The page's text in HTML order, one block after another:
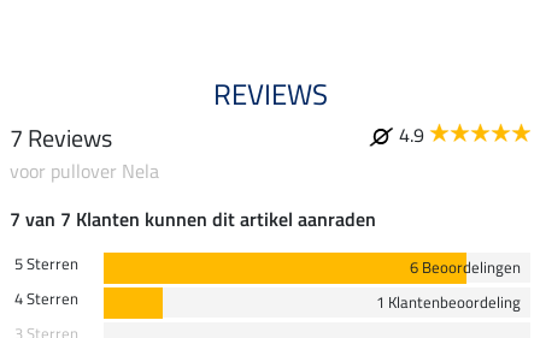
REVIEWS
7 Reviews
4.9
voor pullover Nela
7 van 7 Klanten kunnen dit artikel aanraden
5 Sterren
6 Beoordelingen
4 Sterren
1 Klantenbeoordeling
3 Sterren